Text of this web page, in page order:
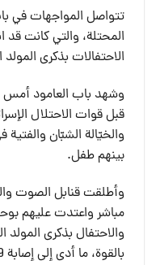
تتواصل المواجهات في
المحتلة، والتي كانت
الاحتفالات بذكرى
وشهد باب العامود أمس
قبل قوات الاحتلال
والخيّالة الشبّان
بينهم طفل.
وأطلقت قنابل الصوت
مباشر واعتدت عليهم
والاحتفال بذكرى المولد
بالقوة، ما أدى إلى إصابة 49 واعتقال 10 آخرين.